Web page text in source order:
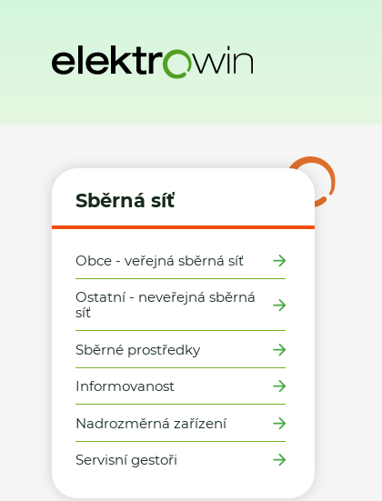
Sběrná síť
Obce - veřejná sběrná síť
Ostatní - neveřejná sběrná
síť
Sběrné prostředky
Informovanost
Nadrozměrná zařízení
Servisní gestoři